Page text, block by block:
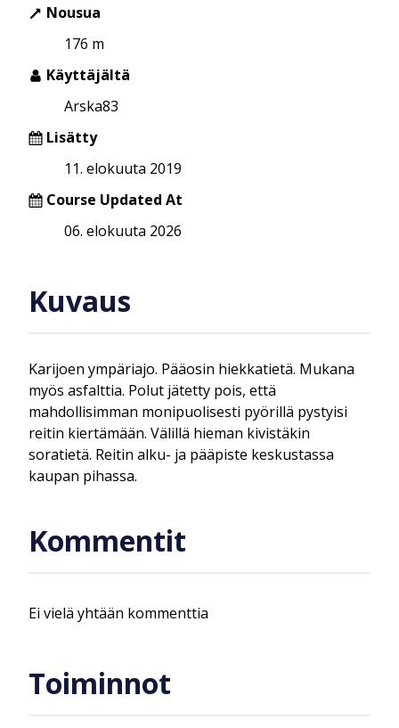
Nousua
176 m
Käyttäjältä
Arska83
Lisätty
11. elokuuta 2019
Course Updated At
06. elokuuta 2026
Kuvaus
Karijoen ympäriajo. Pääosin hiekkatietä. Mukana
myös asfalttia. Polut jätetty pois, että
mahdollisimman monipuolisesti pyörillä pystyisi
reitin kiertämään. Välillä hieman kivistäkin
soratietä. Reitin alku- ja pääpiste keskustassa
kaupan pihassa.
Kommentit
Ei vielä yhtään kommenttia
Toiminnot